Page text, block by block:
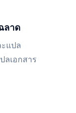
ลาด
แปล
เอกสาร